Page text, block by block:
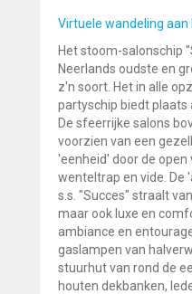
Virtuele wandeling aan
Het stoom-salonschip
Neerlands oudste en
z'n soort. Het in alle
partyschip biedt plaats
De sfeerrijke salons
voorzien van een
'eenheid' door de
wenteltrap en vide. De
s.s. "Succes" straalt
maar ook luxe en
ambiance en
gaslampen van
stuurhut van rond de
houten dekbanken,